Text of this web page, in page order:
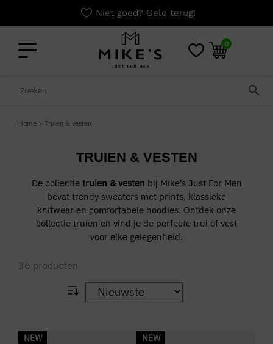
Niet goed? Geld terug!
0
Home > Truien & vesten
TRUIEN & VESTEN
De collectie truien & vesten bij Mike’s Just For Men
bevat trendy sweaters met prints, klassieke
knitwear en comfortabele hoodies. Ontdek onze
collectie truien en vind je de perfecte trui of vest
voor elke gelegenheid.
36 producten
NEW NEW